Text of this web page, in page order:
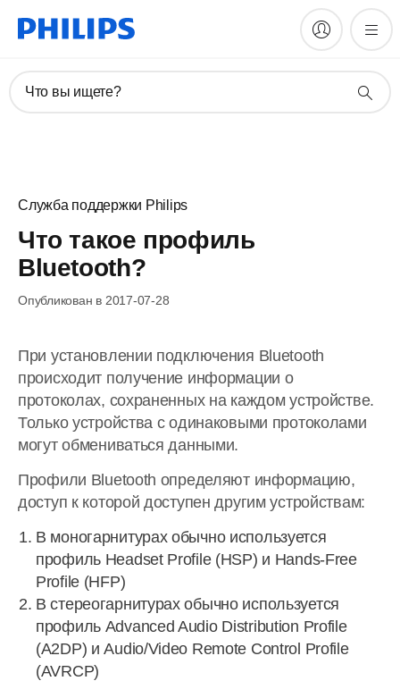
Что вы ищете?
Служба поддержки Philips
Что такое профиль
Bluetooth?
Опубликован в 2017-07-28
При установлении подключения Bluetooth
происходит получение информации о
протоколах, сохраненных на каждом устройстве.
Только устройства с одинаковыми протоколами
могут обмениваться данными.
Профили Bluetooth определяют информацию,
доступ к которой доступен другим устройствам:
В моногарнитурах обычно используется
профиль Headset Profile (HSP) и Hands-Free
Profile (HFP)
В стереогарнитурах обычно используется
профиль Advanced Audio Distribution Profile
(A2DP) и Audio/Video Remote Control Profile
(AVRCP)